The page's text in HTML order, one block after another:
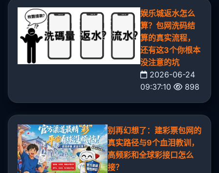
娱乐城返水怎么
算？包网洗码结
算的真实流程，
还有这3个你根本
没注意的坑
2026-06-24
09:37:10
898
别再幻想了：建彩票包网的
真实路径与9个血泪教训，
高频彩和全球彩接口怎么
接？